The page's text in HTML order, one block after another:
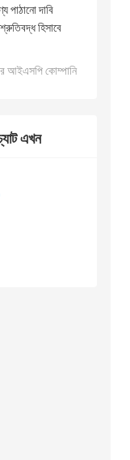
পাঠানো দাবি
হিসাবে
আইএসপি কোম্পানি
এখন